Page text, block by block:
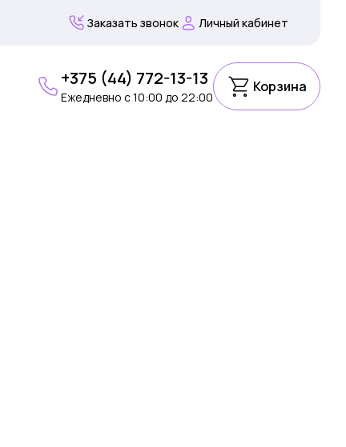
Заказать звонок Личный кабинет
+375 (44) 772-13-13
Ежедневно c 10:00 до 22:00
Корзина